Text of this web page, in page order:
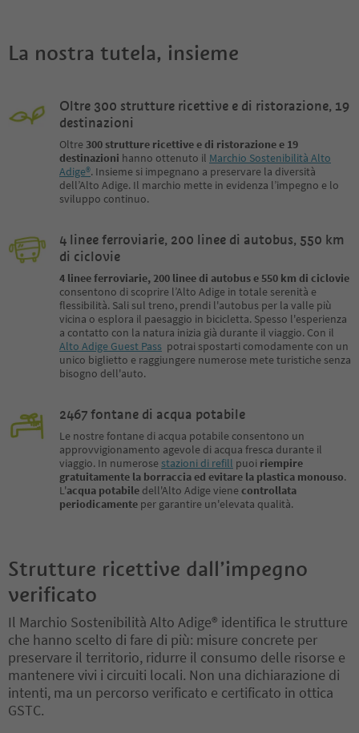
La nostra tutela, insieme
Oltre 300 strutture ricettive e di ristorazione, 19
destinazioni
Oltre 300 strutture ricettive e di ristorazione e 19
destinazioni hanno ottenuto il Marchio Sostenibilità Alto
Adige®. Insieme si impegnano a preservare la diversità
dell’Alto Adige. Il marchio mette in evidenza l’impegno e lo
sviluppo continuo.
4 linee ferroviarie, 200 linee di autobus, 550 km
di ciclovie
4 linee ferroviarie, 200 linee di autobus e 550 km di ciclovie
consentono di scoprire l’Alto Adige in totale serenità e
flessibilità. Sali sul treno, prendi l'autobus per la valle più
vicina o esplora il paesaggio in bicicletta. Spesso l'esperienza
a contatto con la natura inizia già durante il viaggio. Con il
Alto Adige Guest Pass potrai spostarti comodamente con un
unico biglietto e raggiungere numerose mete turistiche senza
bisogno dell'auto.
2467 fontane di acqua potabile
Le nostre fontane di acqua potabile consentono un
approvvigionamento agevole di acqua fresca durante il
viaggio. In numerose stazioni di refill puoi riempire
gratuitamente la borraccia ed evitare la plastica monouso.
L'acqua potabile dell'Alto Adige vienecontrollata
periodicamente per garantire un'elevata qualità.
Strutture ricettive dall’impegno
verificato
Il Marchio Sostenibilità Alto Adige® identifica le strutture
che hanno scelto di fare di più: misure concrete per
preservare il territorio, ridurre il consumo delle risorse e
mantenere vivi i circuiti locali. Non una dichiarazione di
intenti, ma un percorso verificato e certificato in ottica
GSTC.